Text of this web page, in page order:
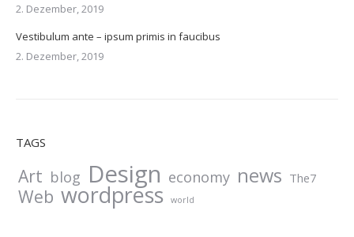
2. Dezember, 2019
Vestibulum ante – ipsum primis in faucibus
2. Dezember, 2019
TAGS
Art blog Design economy news The7
Web wordpress world